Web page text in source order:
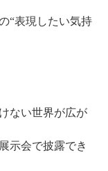
“表現したい気持
ない世界が広が
示会で披露でき